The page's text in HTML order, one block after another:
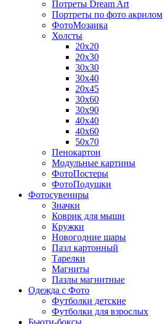
Потреты Dream Art
Портреты по фото акрилом
ФотоМозаика
Холсты
20х20
20х30
30х30
30х40
20х45
30х60
30х90
40х40
40х60
50х70
Пенокартон
Модульные картины
ФотоПостеры
ФотоПодушки
Фотоcувениры
Значки
Коврик для мыши
Кружки
Новогодние шары
Пазл картонный
Тарелки
Магниты
Пазлы магнитные
Одежда с Фото
Футболки детские
Футболки для взрослых